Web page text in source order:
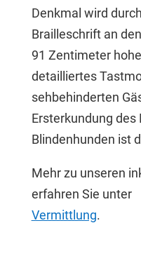
Denkmal wird
Brailleschrift an
91 Zentimeter
detailliertes
sehbehinderten
Ersterkundung des
Blindenhunden ist
Mehr zu unseren
erfahren Sie unter
Vermittlung.